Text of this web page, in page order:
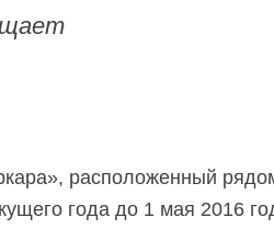
расположенный
года до 1 мая 2016